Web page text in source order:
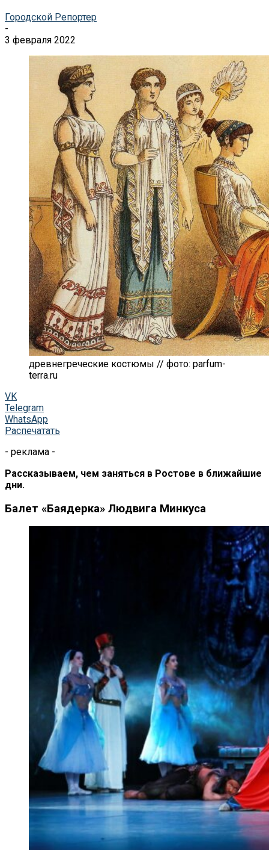
Городской Репортер
-
3 февраля 2022
древнегреческие костюмы // фото: parfum-
terra.ru
VK
Telegram
WhatsApp
Распечатать
- реклама -
Рассказываем, чем заняться в Ростове в ближайшие
дни.
Балет «Баядерка» Людвига Минкуса